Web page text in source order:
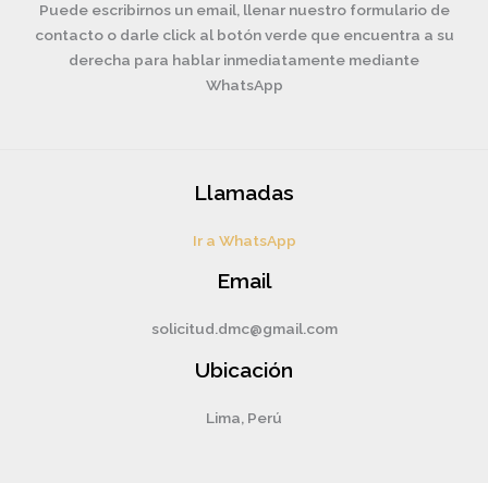
Puede escribirnos un email, llenar nuestro formulario de
contacto o darle click al botón verde que encuentra a su
derecha para hablar inmediatamente mediante
WhatsApp
Llamadas
Ir a WhatsApp
Email
solicitud.dmc@gmail.com
Ubicación
Lima, Perú